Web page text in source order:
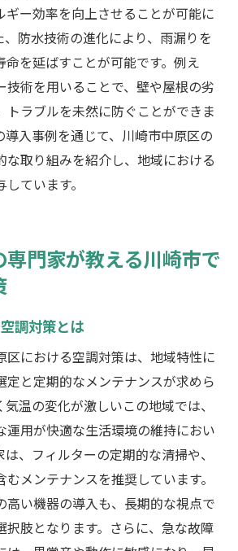
ギー効率を向上させることが可能に
、防水技術の進化により、雨漏りを
命を延ばすことが可能です。例え
技術を用いることで、壁や屋根の劣
トラブルを未然に防ぐことができま
導入事例を通じて、川崎市中原区の
な取り組みを紹介し、地域における
ています。
門家が教える川崎市で
調対策とは
区における空調対策は、地域特性に
定と定期的なメンテナンスが求めら
温の変化が激しいこの地域では、
運用が快適な生活環境の維持におい
、フィルターの定期的な清掃や、
メンテナンスを推奨しています。
高い機器の導入も、長期的な視点で
択肢となります。さらに、急な故障